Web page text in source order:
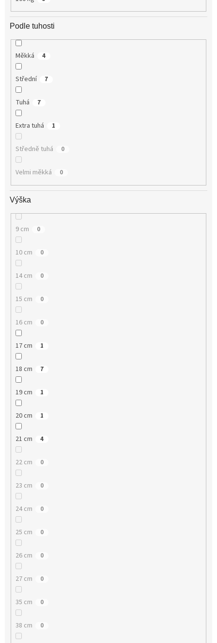
Podle tuhosti
Měkká 4
Střední 7
Tuhá 7
Extra tuhá 1
Středně tuhá 0
Velmi měkká 0
Výška
9 cm 0
10 cm 0
14 cm 0
15 cm 0
16 cm 0
17 cm 1
18 cm 7
19 cm 1
20 cm 1
21 cm 4
22 cm 0
23 cm 0
24 cm 0
25 cm 0
26 cm 0
27 cm 0
35 cm 0
38 cm 0